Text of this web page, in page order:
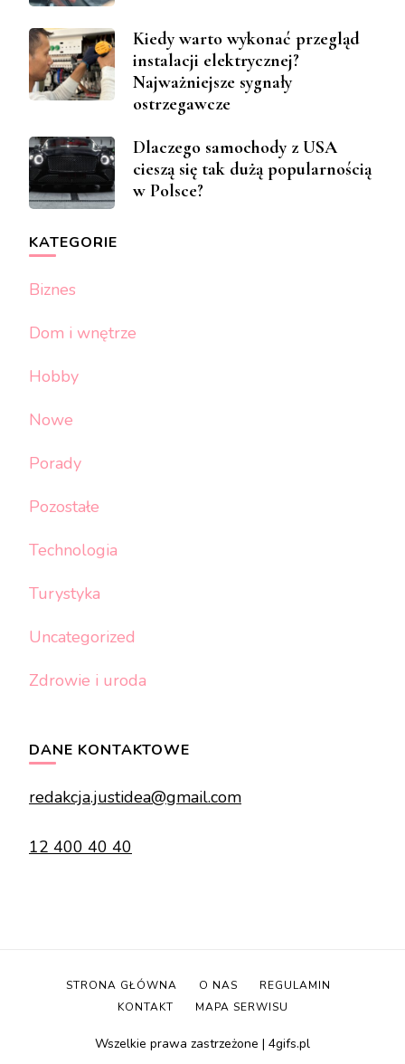
Kiedy warto wykonać przegląd
instalacji elektrycznej?
Najważniejsze sygnały
ostrzegawcze
Dlaczego samochody z USA
cieszą się tak dużą popularnością
w Polsce?
KATEGORIE
Biznes
Dom i wnętrze
Hobby
Nowe
Porady
Pozostałe
Technologia
Turystyka
Uncategorized
Zdrowie i uroda
DANE KONTAKTOWE
redakcja.justidea@gmail.com
12 400 40 40
Wszelkie prawa zastrzeżone | 4gifs.pl
STRONA GŁÓWNA O NAS
REGULAMIN
KONTAKT
MAPA SERWISU